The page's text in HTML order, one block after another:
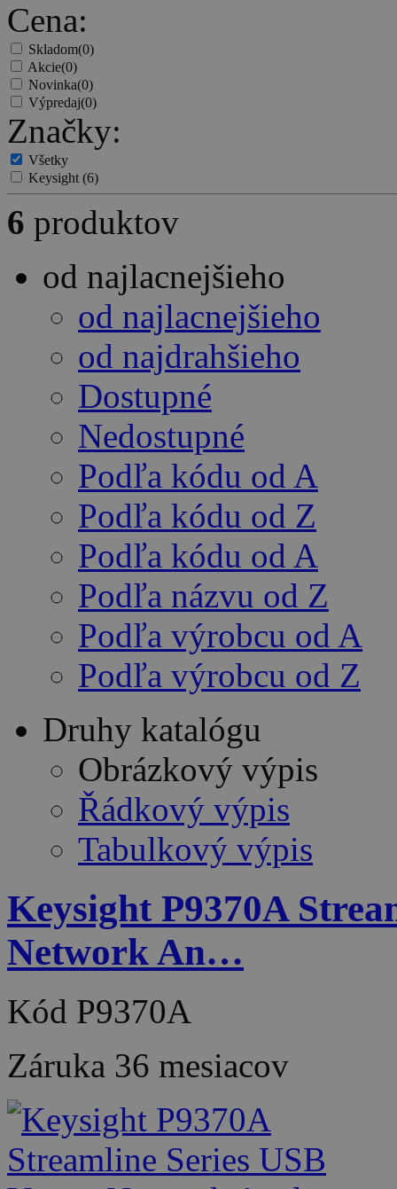
Cena:
Skladom(0)
Akcie(0)
Novinka(0)
Výpredaj(0)
Značky:
Všetky
Keysight(6)
6 produktov
od najlacnejšieho
od najlacnejšieho
od najdrahšieho
Dostupné
Nedostupné
Podľa kódu od A
Podľa kódu od Z
Podľa kódu od A
Podľa názvu od Z
Podľa výrobcu od A
Podľa výrobcu od Z
Druhy katalógu
Obrázkový výpis
Řádkový výpis
Tabulkový výpis
Keysight P9370A
Network An…
Kód P9370A
Záruka 36 mesiacov